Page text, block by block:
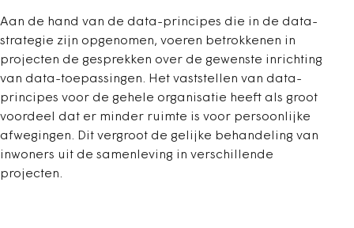
Aan de hand van de data-principes die in de data-
strategie zijn opgenomen, voeren betrokkenen in
projecten de gesprekken over de gewenste inrichting
van data-toepassingen. Het vaststellen van data-
principes voor de gehele organisatie heeft als groot
voordeel dat er minder ruimte is voor persoonlijke
afwegingen. Dit vergroot de gelijke behandeling van
inwoners uit de samenleving in verschillende
projecten.